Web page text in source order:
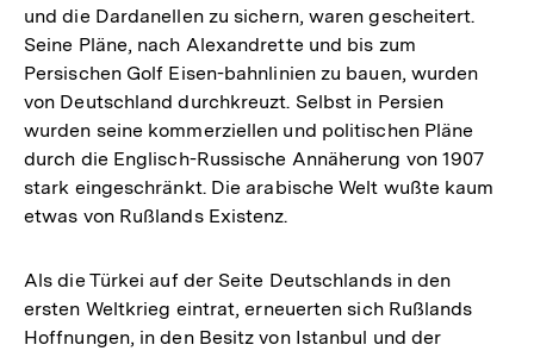
und die Dardanellen zu sichern, waren gescheitert.
Seine Pläne, nach Alexandrette und bis zum
Persischen Golf Eisen-bahnlinien zu bauen, wurden
von Deutschland durchkreuzt. Selbst in Persien
wurden seine kommerziellen und politischen Pläne
durch die Englisch-Russische Annäherung von 1907
stark eingeschränkt. Die arabische Welt wußte kaum
etwas von Rußlands Existenz.
Als die Türkei auf der Seite Deutschlands in den
ersten Weltkrieg eintrat, erneuerten sich Rußlands
Hoffnungen, in den Besitz von Istanbul und der